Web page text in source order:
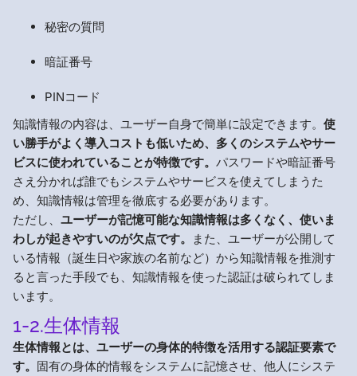
秘密の質問
暗証番号
PINコード
知識情報の内容は、ユーザー自身で簡単に設定できます。 使
い勝手がよく導入コストも低いため、多くのシステムやサー
ビスに使われていることが特徴です。 パスワードや暗証番号
さえ分かれば誰でもシステムやサービスを使えてしまうた
め、知識情報は管理を徹底する必要があります。
ただし、 ユーザーが記憶可能な知識情報は多くなく、使いま
わしが起きやすいのが欠点です。
また、ユーザーが公開して
いる情報（誕生日や家族の名前など）から知識情報を推測す
ると言った手段でも、知識情報を使った認証は破られてしま
います。
1-2.生体情報
生体情報とは、ユーザーの身体的特徴を活用する認証要素で
す。 固有の身体的情報をシステムに記憶させ、他人にシステ